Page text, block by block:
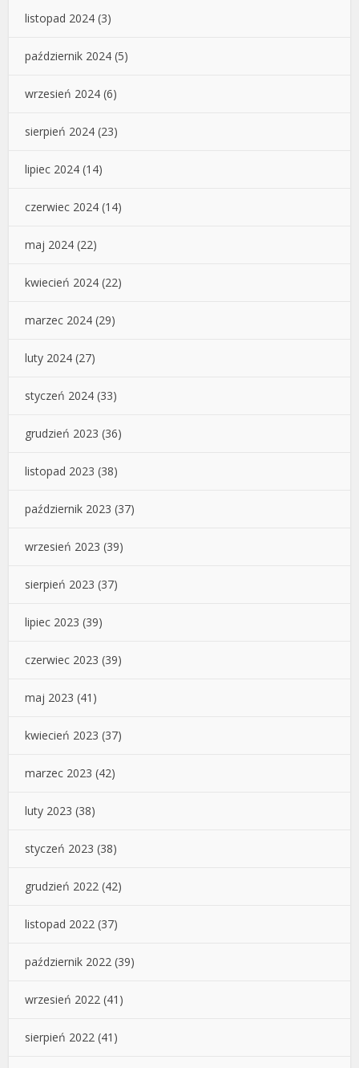
listopad 2024 (3)
październik 2024 (5)
wrzesień 2024 (6)
sierpień 2024 (23)
lipiec 2024 (14)
czerwiec 2024 (14)
maj 2024 (22)
kwiecień 2024 (22)
marzec 2024 (29)
luty 2024 (27)
styczeń 2024 (33)
grudzień 2023 (36)
listopad 2023 (38)
październik 2023 (37)
wrzesień 2023 (39)
sierpień 2023 (37)
lipiec 2023 (39)
czerwiec 2023 (39)
maj 2023 (41)
kwiecień 2023 (37)
marzec 2023 (42)
luty 2023 (38)
styczeń 2023 (38)
grudzień 2022 (42)
listopad 2022 (37)
październik 2022 (39)
wrzesień 2022 (41)
sierpień 2022 (41)